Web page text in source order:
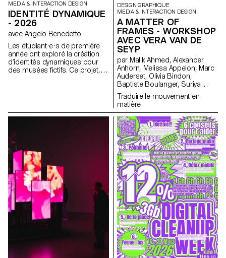
MEDIA & INTERACTION DESIGN
IDENTITÉ DYNAMIQUE
- 2026
avec Angelo Benedetto
Les étudiant·e·s de première
année ont exploré la création
d’identités dynamiques pour
des musées fictifs. Ce projet,
univers graphiques qui
expriment le caractère unique
imaginaire.
DESIGN GRAPHIQUE
MEDIA & INTERACTION DESIGN
A MATTER OF
FRAMES - WORKSHOP
AVEC VERA VAN DE
SEYP
par Malik Ahmed, Alexander
Anhorn, Melissa Appelon, Marc
Auderset, Olivia Bindon,
Baptiste Boulanger, Suriya
Brambilla, Diego Buccelloni,
Marta Casemi, Davia Ciccoli
Trannoy, Alizée Clavien, Timoféi
Cruz, Ethan Degano, Nora
Dizeko, Andrea Domínguez
Formet, Mathias Dugenne,
Mathias Gelin, Tanguy Genier,
Lila Gomez Gaillet, Juliana
Granato, Xenia Grange,
Bérangère Gremion, Helena
Hell, Rocio Hernandez, Salomé
Huwiler, Rebecca Indermühle,
Kevin Jeangros, Nolan Latorre,
Jose Pardo Pariente, Zachary
Ramelet, Gabrielle Richard,
Théo Rizzo, Alessia Rollini,
Malcolm Semedo Barreto,
Anastassia Siebold, Philippe
Strässle Zuniga, Baptiste
Sultana, Luna Tavernier,
Margaux Tinguely
Traduire le mouvement en
matière